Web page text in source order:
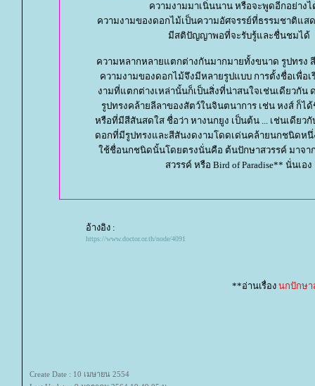
ความงามมาเนิ่นนาน หรือจะพูดอีกอย่างไ
ความงามของดอกไม้เป็นความอัศจรรย์ที่ธรรมชาติแส
มีสติปัญญาพอที่จะรับรู้และชื่นชมได้
ความหลากหลายแตกต่างกันมากมายทั้งขนาด รูปทรง
ความงามของดอกไม้จึงมีหลายรูปแบบ การตั้งชื่อเพื่อ
งามที่แตกต่างเหล่านั้นก็เป็นสิ่งที่น่าสนใจเช่นเดียวกัน
รูปทรงคล้ายลีลาของสัตว์ในจินตนาการ เช่น หงส์ ก็ไ
หรือที่มีสีสันสดใส ชื่อว่า หางนกยูง เป็นต้น ... เช่นเดียว
ดอกที่มีรูปทรงและสีสันงดงามโดดเด่นคล้ายนกชนิดห
ช้ชื่อนกชนิดนั้นโดยตรงนั่นคือ ต้นปักษาสวรรค์ มาจา
สวรรค์ หรือ Bird of Paradise** นั่นเอง
อ้างอิง :
https://www.doctor.or.th/node/4091
**อ่านเรื่อง นกปักษา
Create Date : 10 เมษายน 2554